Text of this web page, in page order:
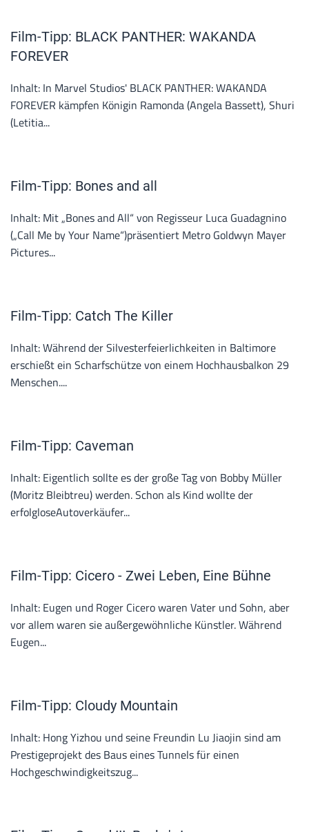
Film-Tipp: BLACK PANTHER: WAKANDA
FOREVER
Inhalt: In Marvel Studios' BLACK PANTHER: WAKANDA
FOREVER kämpfen Königin Ramonda (Angela Bassett), Shuri
(Letitia...
Film-Tipp: Bones and all
Inhalt: Mit „Bones and All“ von Regisseur Luca Guadagnino
(„Call Me by Your Name“)präsentiert Metro Goldwyn Mayer
Pictures...
Film-Tipp: Catch The Killer
Inhalt: Während der Silvesterfeierlichkeiten in Baltimore
erschießt ein Scharfschütze von einem Hochhausbalkon 29
Menschen....
Film-Tipp: Caveman
Inhalt: Eigentlich sollte es der große Tag von Bobby Müller
(Moritz Bleibtreu) werden. Schon als Kind wollte der
erfolgloseAutoverkäufer...
Film-Tipp: Cicero - Zwei Leben, Eine Bühne
Inhalt: Eugen und Roger Cicero waren Vater und Sohn, aber
vor allem waren sie außergewöhnliche Künstler. Während
Eugen...
Film-Tipp: Cloudy Mountain
Inhalt: Hong Yizhou und seine Freundin Lu Jiaojin sind am
Prestigeprojekt des Baus eines Tunnels für einen
Hochgeschwindigkeitszug...